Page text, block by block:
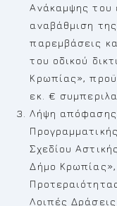
Ανάκαμψης του
αναβάθμιση
παρεμβάσεις
του οδικού
Κρωπίας»,
εκ. €
Λήψη απόφασης
Σχεδίου
Δήμο
Λοιπές Δράσεις